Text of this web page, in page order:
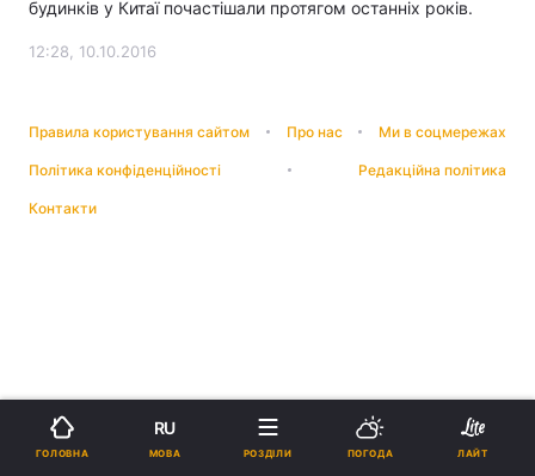
будинків у Китаї почастішали протягом останніх років.
12:28, 10.10.2016
Правила користування сайтом Про нас Ми в соцмережах
Політика конфіденційності Редакційна політика
Контакти
ГОЛОВНА
RU
МОВА РОЗДІЛИ ПОГОДА ЛАЙТ